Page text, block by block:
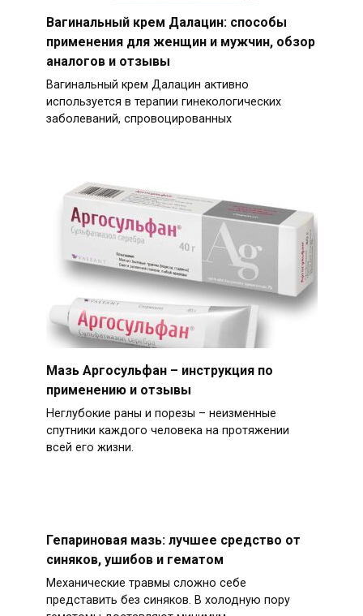
Вагинальный крем Далацин: способы
применения для женщин и мужчин, обзор
аналогов и отзывы
Вагинальный крем Далацин активно
используется в терапии гинекологических
заболеваний, спровоцированных
Мазь Аргосульфан – инструкция по
применению и отзывы
Неглубокие раны и порезы – неизменные
спутники каждого человека на протяжении
всей его жизни.
Гепариновая мазь: лучшее средство от
синяков, ушибов и гематом
Механические травмы сложно себе
представить без синяков. В холодную пору